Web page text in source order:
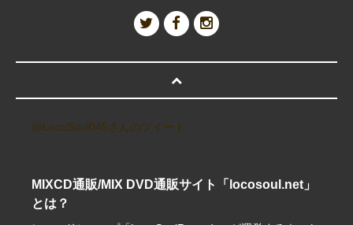
@LocoSoul045さんのツイート
MIXCD通販/MIX DVD通販サイト「locosoul.net」
とは？